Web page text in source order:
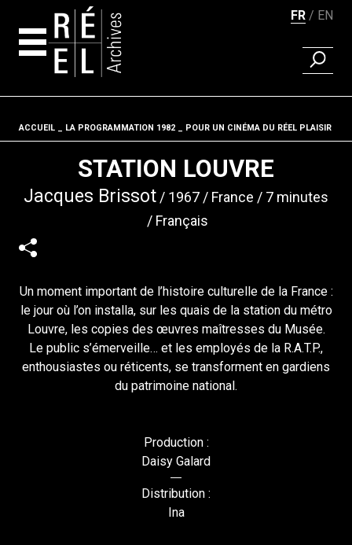
FR EN
Fil d'ariane
ACCUEIL LA PROGRAMMATION 1982 POUR UN CINÉMA DU RÉEL PLAISIR
STATION LOUVRE
Jacques Brissot 1967 France
7 minutes
Français
Un moment important de l’histoire culturelle de la France :
le jour où l’on installa, sur les quais de la station du métro
Louvre, les copies des œuvres maîtresses du Musée.
Le public s’émerveille… et les employés de la R.A.T.P.,
enthousiastes ou réticents, se transforment en gardiens
du patrimoine national.
Production :
Daisy Galard
Distribution :
Ina